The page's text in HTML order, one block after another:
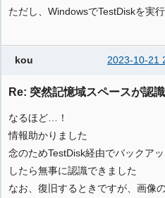
ただし、WindowsでTestDiskを実
kou 2023-10-21
Re: 突然記憶域スペースが認
なるほど…！
情報助かりました
念のためTestDisk経由でバックア
したら無事に認識できました
なお、復旧するときですが、画像